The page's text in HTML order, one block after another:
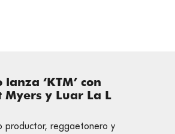
lanza ‘KTM’ con
Myers y Luar La L
productor, reggaetonero y